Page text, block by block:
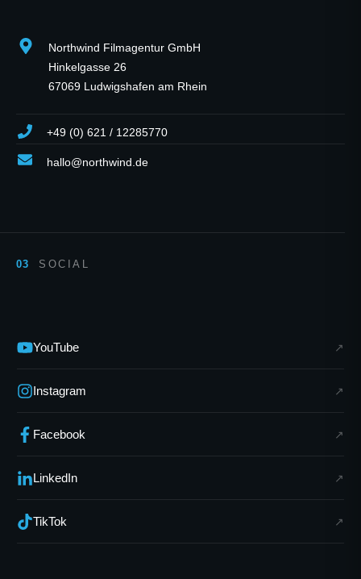
Northwind Filmagentur GmbH
Hinkelgasse 26
67069 Ludwigshafen am Rhein
+49 (0) 621 / 12285770
hallo@northwind.de
SOCIAL